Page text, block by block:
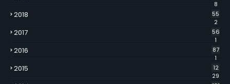
8
2018
55
2
2017
56
1
2016
87
1
2015
12
29